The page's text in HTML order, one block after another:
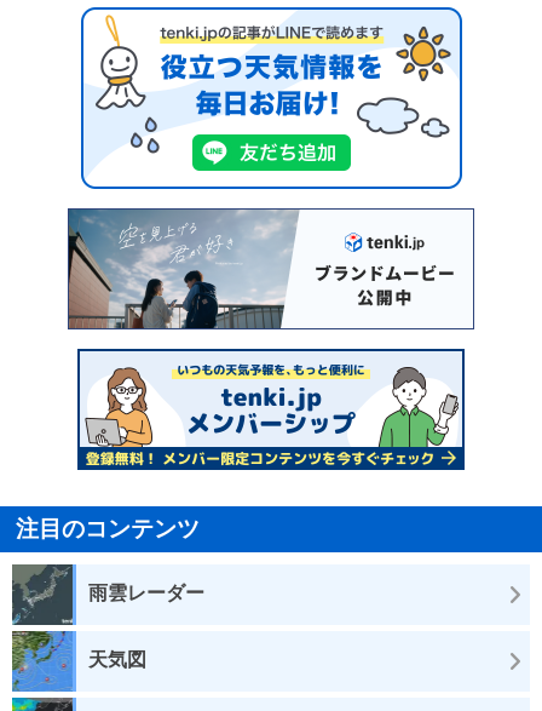
注目のコンテンツ
雨雲レーダー
天気図